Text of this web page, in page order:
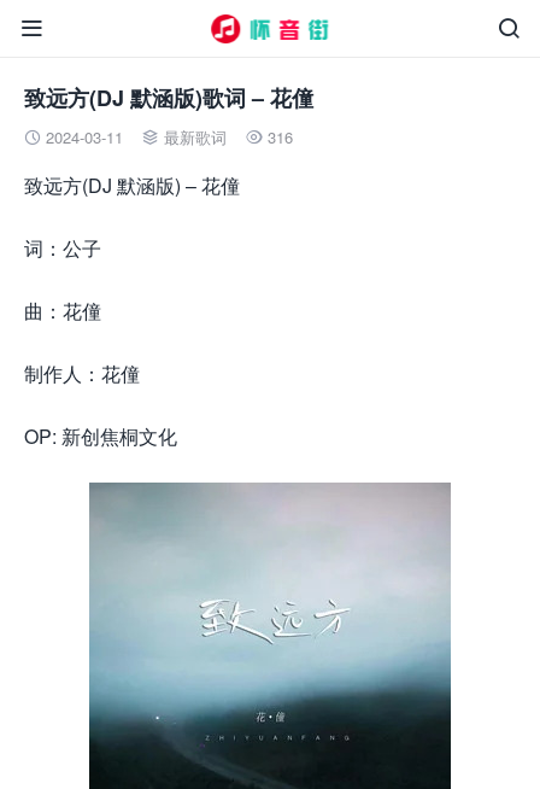


致远方(DJ 默涵版)歌词 – 花僮
 2024-03-11  最新歌词  316
致远方(DJ 默涵版) – 花僮
词：公子
曲：花僮
制作人：花僮
OP: 新创焦桐文化